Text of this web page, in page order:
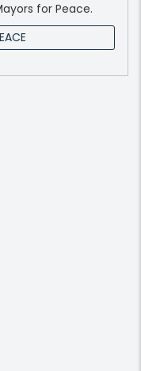
for Peace.